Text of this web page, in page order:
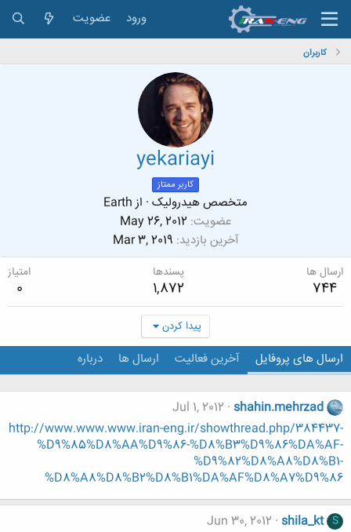
ورود عضویت
کاربران
yekariayi
کاربر ممتاز
متخصص هیدرولیک · از Earth
عضویت May 26, 2012
آخرین بازدید Mar 3, 2019
ارسال ها
744
پسندها
1,872
امتیاز
0
پیدا کردن
ارسال های پروفایل آخرین فعالیت ارسال ها درباره
shahin.mehrzad
Jul 1, 2012
http://www.www.www.iran-eng.ir/showthread.php/384437-
%D9%85%D8%AA%D9%86-%D8%B3%D9%86%DA%AF-
%D9%82%D8%A8%D8%B1-
%D8%A8%D8%B2%D8%B1%DA%AF%D8%A7%D9%86
S
shila_kt
Jun 30, 2012